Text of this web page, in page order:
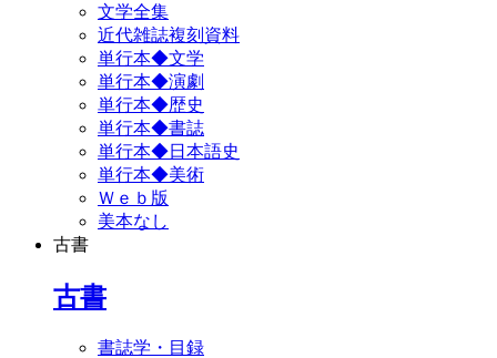
文学全集
近代雑誌複刻資料
単行本◆文学
単行本◆演劇
単行本◆歴史
単行本◆書誌
単行本◆日本語史
単行本◆美術
Ｗｅｂ版
美本なし
古書
古書
書誌学・目録